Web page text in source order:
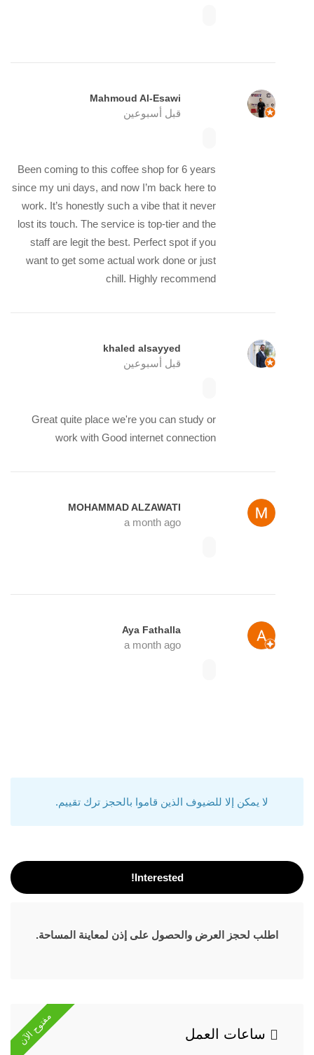
Mahmoud Al-Esawi
قبل أسبوعين
Been coming to this coffee shop for 6 years
since my uni days, and now I’m back here to
work. It’s honestly such a vibe that it never
lost its touch. The service is top-tier and the
staff are legit the best. Perfect spot if you
want to get some actual work done or just
chill. Highly recommend
khaled alsayyed
قبل أسبوعين
Great quite place we're you can study or
work with Good internet connection
MOHAMMAD ALZAWATI
a month ago
Aya Fathalla
a month ago
لا يمكن إلا للضيوف الذين قاموا بالحجز ترك تقييم.
Interested!
اطلب لحجز العرض والحصول على إذن لمعاينة المساحة.
مفتوح الآن ساعات العمل